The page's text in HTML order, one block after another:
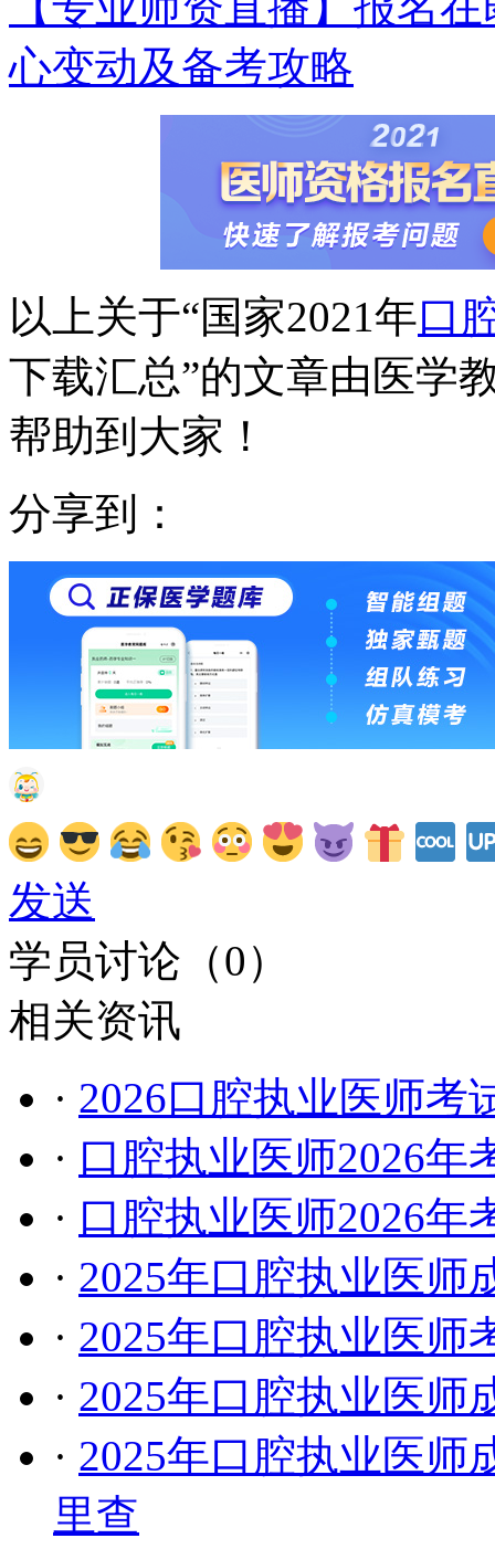
心变动及备考攻略
以上关于“国家2021年口
下载汇总”的文章由医学
帮助到大家！
分享到：
发送
学员讨论（0）
相关资讯
· 2026口腔执业医师考
· 口腔执业医师2026年
· 口腔执业医师2026年
· 2025年口腔执业医师
· 2025年口腔执业医师
· 2025年口腔执业医师
· 2025年口腔执业医师
里查